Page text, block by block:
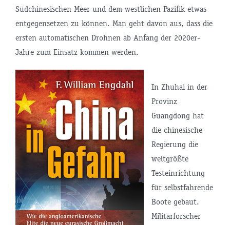
Südchinesischen Meer und dem westlichen Pazifik etwas
entgegensetzen zu können. Man geht davon aus, dass die
ersten automatischen Drohnen ab Anfang der 2020er-
Jahre zum Einsatz kommen werden.
In Zhuhai in der
Provinz
Guangdong hat
die chinesische
Regierung die
weltgrößte
Testeinrichtung
für selbstfahrende
Boote gebaut.
Militärforscher